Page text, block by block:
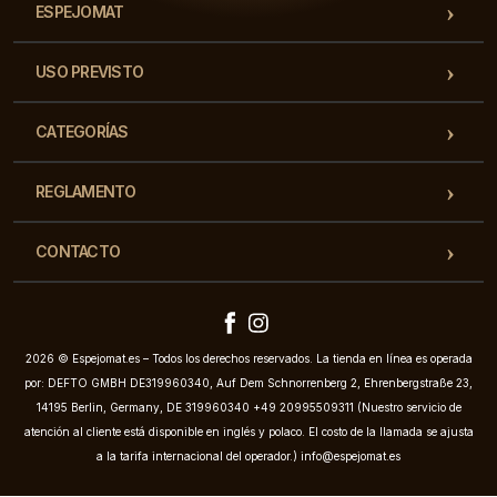
ESPEJOMAT
USO PREVISTO
CATEGORÍAS
REGLAMENTO
CONTACTO
2026 © Espejomat.es – Todos los derechos reservados. La tienda en línea es operada
por: DEFTO GMBH DE319960340, Auf Dem Schnorrenberg 2, Ehrenbergstraße 23,
14195 Berlin, Germany, DE 319960340 +49 20995509311 (Nuestro servicio de
atención al cliente está disponible en inglés y polaco. El costo de la llamada se ajusta
a la tarifa internacional del operador.) info@espejomat.es